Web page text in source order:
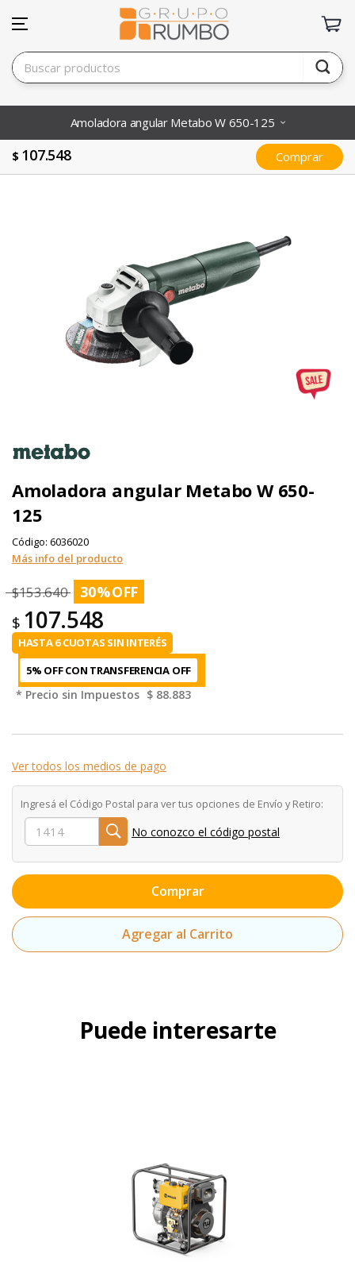
Amoladora angular Metabo W 650-125
Comprar
$ 107.548
Amoladora angular Metabo W 650-
125
Código: 6036020
Más info del producto
$153.640 30%
$ 107.548
HASTA 6 CUOTAS SIN INTERÉS
5% OFF CON TRANSFERENCIA
* Precio sin Impuestos $ 88.883
Ver todos los medios de pago
Ingresá el Código Postal para ver tus opciones de Envío y Retiro:
No conozco el código postal
Comprar
Agregar al Carrito
Puede interesarte